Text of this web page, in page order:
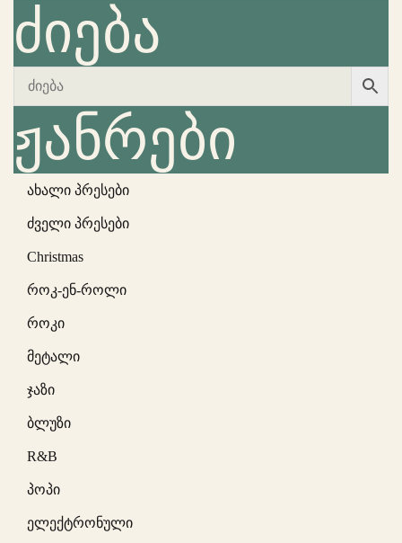
ძიება
ჟანრები
ახალი პრესები
ძველი პრესები
Christmas
როკ-ენ-როლი
როკი
მეტალი
ჯაზი
ბლუზი
R&B
პოპი
ელექტრონული